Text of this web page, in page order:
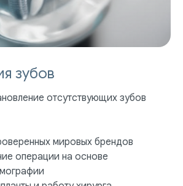
зубов
отсутствующих зубов
мировых брендов
операции на основе